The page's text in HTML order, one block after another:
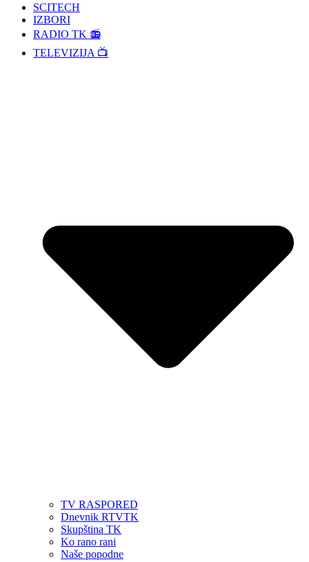
SCITECH
IZBORI
RADIO TK 📻
TELEVIZIJA 📺
TV RASPORED
Dnevnik RTVTK
Skupština TK
Ko rano rani
Naše popodne